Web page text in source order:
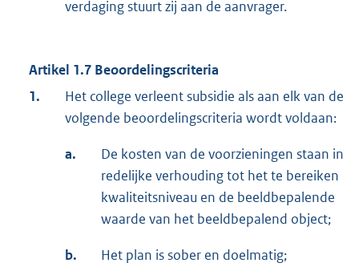
verdaging stuurt zij aan de aanvrager.
Artikel 1.7 Beoordelingscriteria
1.
Het college verleent subsidie als aan elk van de
volgende beoordelingscriteria wordt voldaan:
a.
De kosten van de voorzieningen staan in
redelijke verhouding tot het te bereiken
kwaliteitsniveau en de beeldbepalende
waarde van het beeldbepalend object;
b. Het plan is sober en doelmatig;